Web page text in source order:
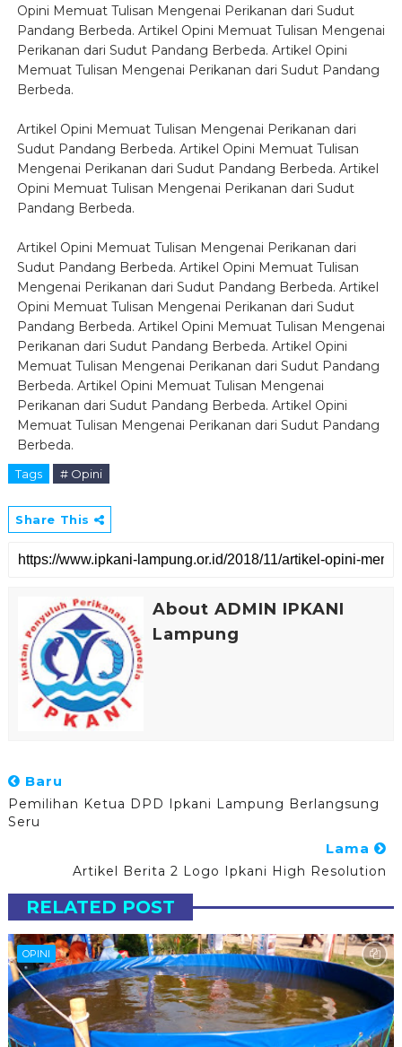
Opini Memuat Tulisan Mengenai Perikanan dari Sudut
Pandang Berbeda. Artikel Opini Memuat Tulisan Mengenai
Perikanan dari Sudut Pandang Berbeda. Artikel Opini
Memuat Tulisan Mengenai Perikanan dari Sudut Pandang
Berbeda.
Artikel Opini Memuat Tulisan Mengenai Perikanan dari
Sudut Pandang Berbeda. Artikel Opini Memuat Tulisan
Mengenai Perikanan dari Sudut Pandang Berbeda. Artikel
Opini Memuat Tulisan Mengenai Perikanan dari Sudut
Pandang Berbeda.
Artikel Opini Memuat Tulisan Mengenai Perikanan dari
Sudut Pandang Berbeda. Artikel Opini Memuat Tulisan
Mengenai Perikanan dari Sudut Pandang Berbeda. Artikel
Opini Memuat Tulisan Mengenai Perikanan dari Sudut
Pandang Berbeda. Artikel Opini Memuat Tulisan Mengenai
Perikanan dari Sudut Pandang Berbeda. Artikel Opini
Memuat Tulisan Mengenai Perikanan dari Sudut Pandang
Berbeda. Artikel Opini Memuat Tulisan Mengenai
Perikanan dari Sudut Pandang Berbeda. Artikel Opini
Memuat Tulisan Mengenai Perikanan dari Sudut Pandang
Berbeda.
Tags # Opini
Share This
About ADMIN IPKANI
Lampung
Baru
Pemilihan Ketua DPD Ipkani Lampung Berlangsung
Seru
Lama
Artikel Berita 2 Logo Ipkani High Resolution
RELATED POST
OPINI